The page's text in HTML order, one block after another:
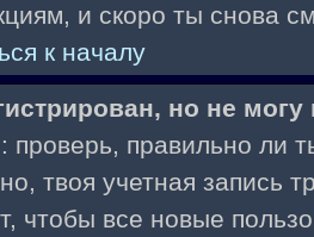
и скоро ты снова
к началу
но не могу
проверь, правильно ли
твоя учетная запись
чтобы все новые